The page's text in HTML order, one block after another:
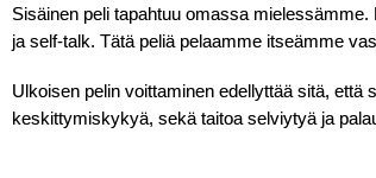
Sisäinen peli tapahtuu omassa
ja self-talk. Tätä peliä pelaamme itseämme
Ulkoisen pelin voittaminen edellyttää sitä,
keskittymiskykyä, sekä taitoa selviytyä ja